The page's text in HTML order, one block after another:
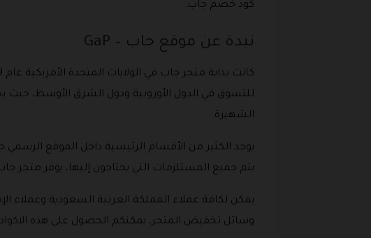
كود خصم جاب.
نبدة عن موقع جاب – GaP
للتسوق في الدول الأوروبية ودول الشرق الأوسط، حيث
الشهيرة .
يتم جميع المستلزمات التي يحتاجون إليها، يوفر متجر
يمكن لكافة عملاء المملكة العربية السعودية وعملاء
وسائل تخفيض المتجر، يمكنكم الحصول على هذه